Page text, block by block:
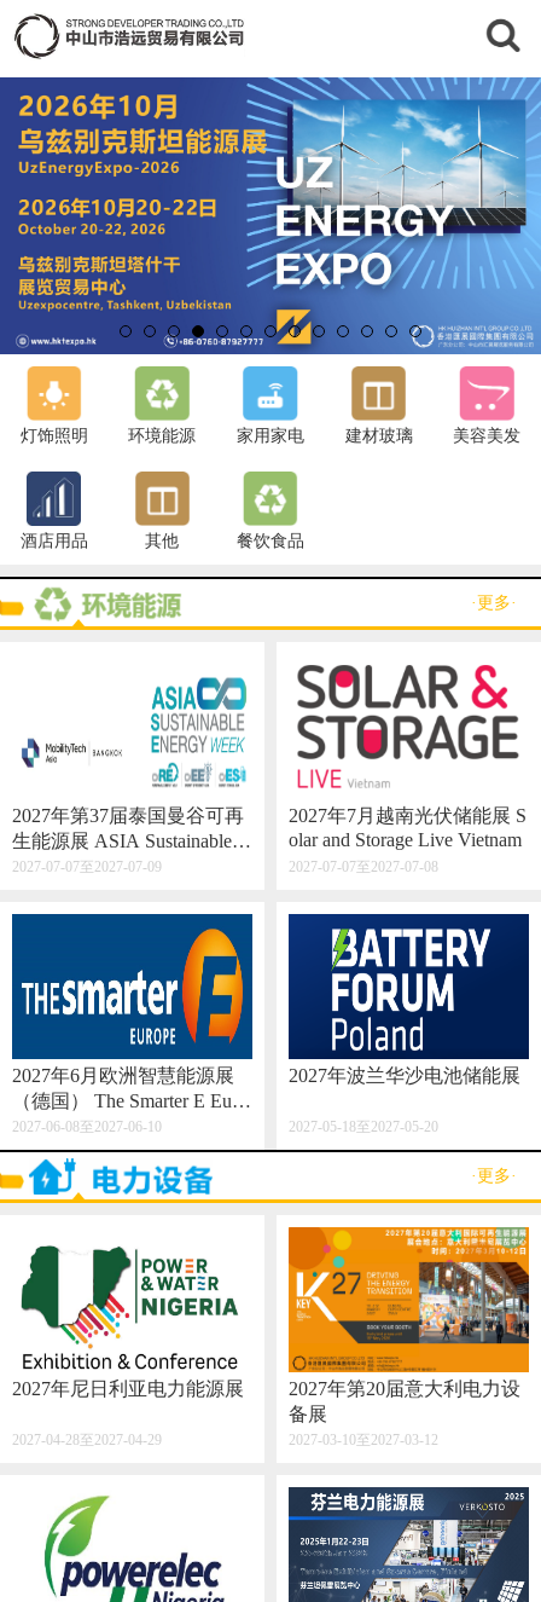
灯饰照明 环境能源 家用家电 建材玻璃 美容美发
酒店用品 其他 餐饮食品
·更多·
2027年第37届泰国曼谷可再
生能源展 ASIA Sustainable E
nergy Week
2027-07-07至2027-07-09
2027年7月越南光伏储能展 S
olar and Storage Live Vietnam
2027-07-07至2027-07-08
2027年6月欧洲智慧能源展
（德国） The Smarter E Euro
pe 2027
2027-06-08至2027-06-10
2027年波兰华沙电池储能展
2027-05-18至2027-05-20
·更多·
2027年尼日利亚电力能源展
2027-04-28至2027-04-29
2027年第20届意大利电力设
备展
2027-03-10至2027-03-12